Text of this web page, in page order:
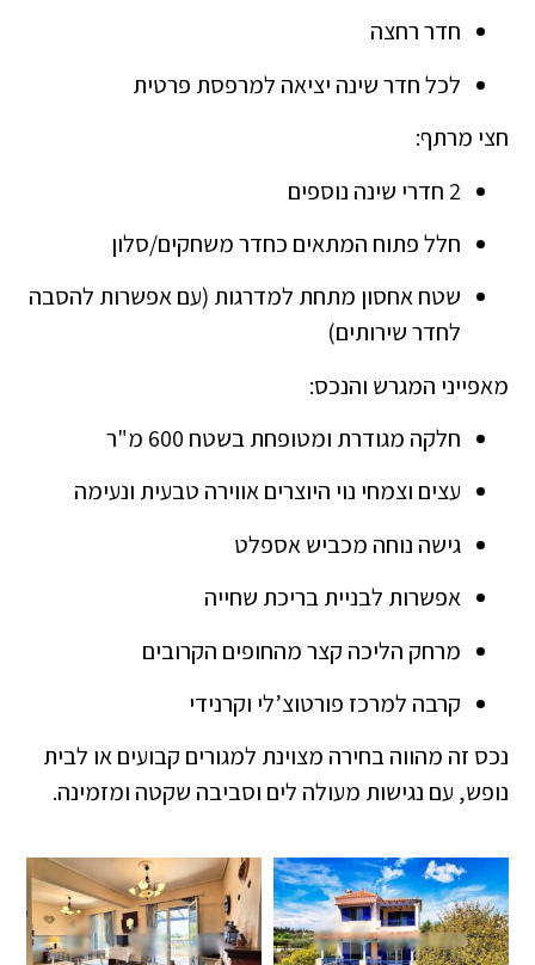
חדר רחצה
לכל חדר שינה יציאה למרפסת פרטית
חצי מרתף:
2 חדרי שינה נוספים
חלל פתוח המתאים כחדר משחקים/סלון
שטח אחסון מתחת למדרגות (עם אפשרות להסבה
לחדר שירותים)
מאפייני המגרש והנכס:
חלקה מגודרת ומטופחת בשטח 600 מ"ר
עצים וצמחי נוי היוצרים אווירה טבעית ונעימה
גישה נוחה מכביש אספלט
אפשרות לבניית בריכת שחייה
מרחק הליכה קצר מהחופים הקרובים
קרבה למרכז פורטוצ’לי וקרנידי
נכס זה מהווה בחירה מצוינת למגורים קבועים או לבית
נופש, עם נגישות מעולה לים וסביבה שקטה ומזמינה.